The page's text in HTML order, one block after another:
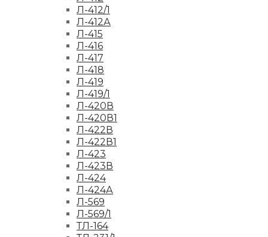
Л-412/1
Л-412А
Л-415
Л-416
Л-417
Л-418
Л-419
Л-419/1
Л-420В
Л-420В1
Л-422В
Л-422В1
Л-423
Л-423В
Л-424
Л-424А
Л-569
Л-569/1
ТЛ-164